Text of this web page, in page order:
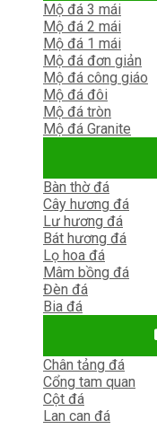
Mộ đá 3 mái
Mộ đá 2 mái
Mộ đá 1 mái
Mộ đá đơn giản
Mộ đá công giáo
Mộ đá đôi
Mộ đá tròn
Mộ đá Granite
Bàn thờ đá
Cây hương đá
Lư hương đá
Bát hương đá
Lọ hoa đá
Mâm bồng đá
Đèn đá
Bia đá
Chân tảng đá
Cổng tam quan
Cột đá
Lan can đá